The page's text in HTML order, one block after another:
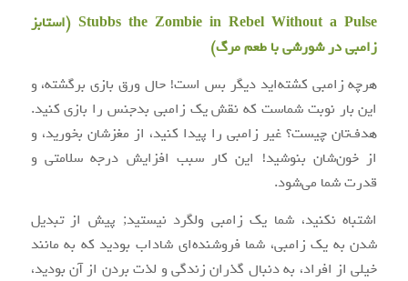
Stubbs the Zombie in Rebel Without a Pulse (استابز
زامبی در شورشی با طعم مرگ)
هرچه زامبی کشته‌اید دیگر بس است! حال ورق بازی برگشته، و
این بار نوبت شماست که نقش یک زامبی بدجنس را بازی کنید.
هدف‌تان چیست؟ غیر زامبی را پیدا کنید، از مغزشان بخورید، و
از خون‌شان بنوشید! این کار سبب افزایش درجه سلامتی و
قدرت شما می‌شود.
اشتباه نکنید، شما یک زامبی ولگرد نیستید; پیش از تبدیل
شدن به یک زامبی، شما فروشنده‌ای شاداب بودید که به مانند
خیلی از افراد، به دنبال گذران زندگی و لذت بردن از آن بودید،